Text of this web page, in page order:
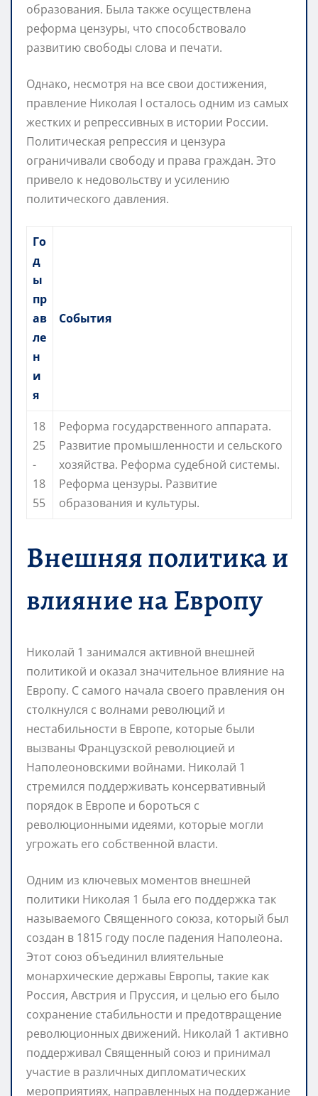
образования. Была также осуществлена
реформа цензуры, что способствовало
развитию свободы слова и печати.
Однако, несмотря на все свои достижения,
правление Николая I осталось одним из самых
жестких и репрессивных в истории России.
Политическая репрессия и цензура
ограничивали свободу и права граждан. Это
привело к недовольству и усилению
политического давления.
Го
д
ы
пр
ав
ле
н
и
я
События
18
25
-
18
55
Реформа государственного аппарата.
Развитие промышленности и сельского
хозяйства. Реформа судебной системы.
Реформа цензуры. Развитие
образования и культуры.
Внешняя политика и
влияние на Европу
Николай 1 занимался активной внешней
политикой и оказал значительное влияние на
Европу. С самого начала своего правления он
столкнулся с волнами революций и
нестабильности в Европе, которые были
вызваны Французской революцией и
Наполеоновскими войнами. Николай 1
стремился поддерживать консервативный
порядок в Европе и бороться с
революционными идеями, которые могли
угрожать его собственной власти.
Одним из ключевых моментов внешней
политики Николая 1 была его поддержка так
называемого Священного союза, который был
создан в 1815 году после падения Наполеона.
Этот союз объединил влиятельные
монархические державы Европы, такие как
Россия, Австрия и Пруссия, и целью его было
сохранение стабильности и предотвращение
революционных движений. Николай 1 активно
поддерживал Священный союз и принимал
участие в различных дипломатических
мероприятиях, направленных на поддержание